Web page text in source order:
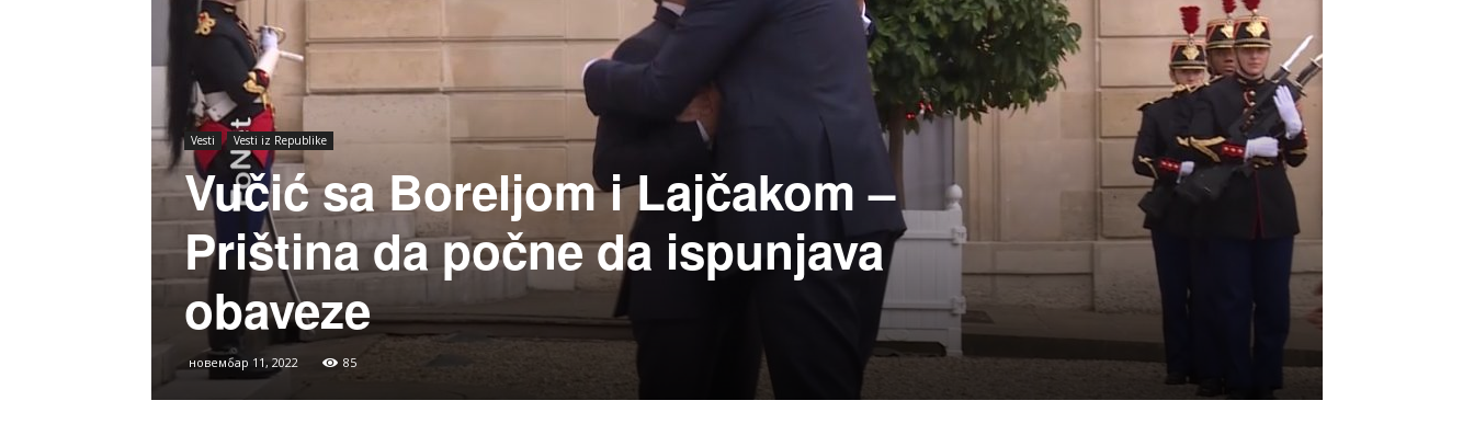
Vesti Vesti iz Republike
Vučić sa Boreljom i Lajčakom –
Priština da počne da ispunjava
obaveze
новембар 11, 2022 85